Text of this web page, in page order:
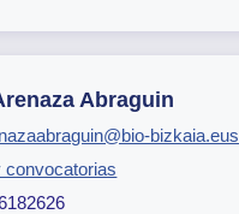
Abraguin
bizkaia.eus
convocatorias